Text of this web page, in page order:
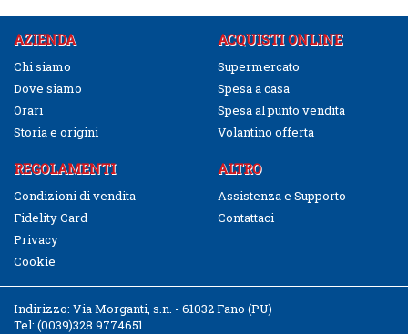
AZIENDA
Chi siamo
Dove siamo
Orari
Storia e origini
ACQUISTI ONLINE
Supermercato
Spesa a casa
Spesa al punto vendita
Volantino offerta
REGOLAMENTI
Condizioni di vendita
Fidelity Card
Privacy
Cookie
ALTRO
Assistenza e Supporto
Contattaci
Indirizzo: Via Morganti, s.n. - 61032 Fano (PU)
Tel: (0039)328.9774651